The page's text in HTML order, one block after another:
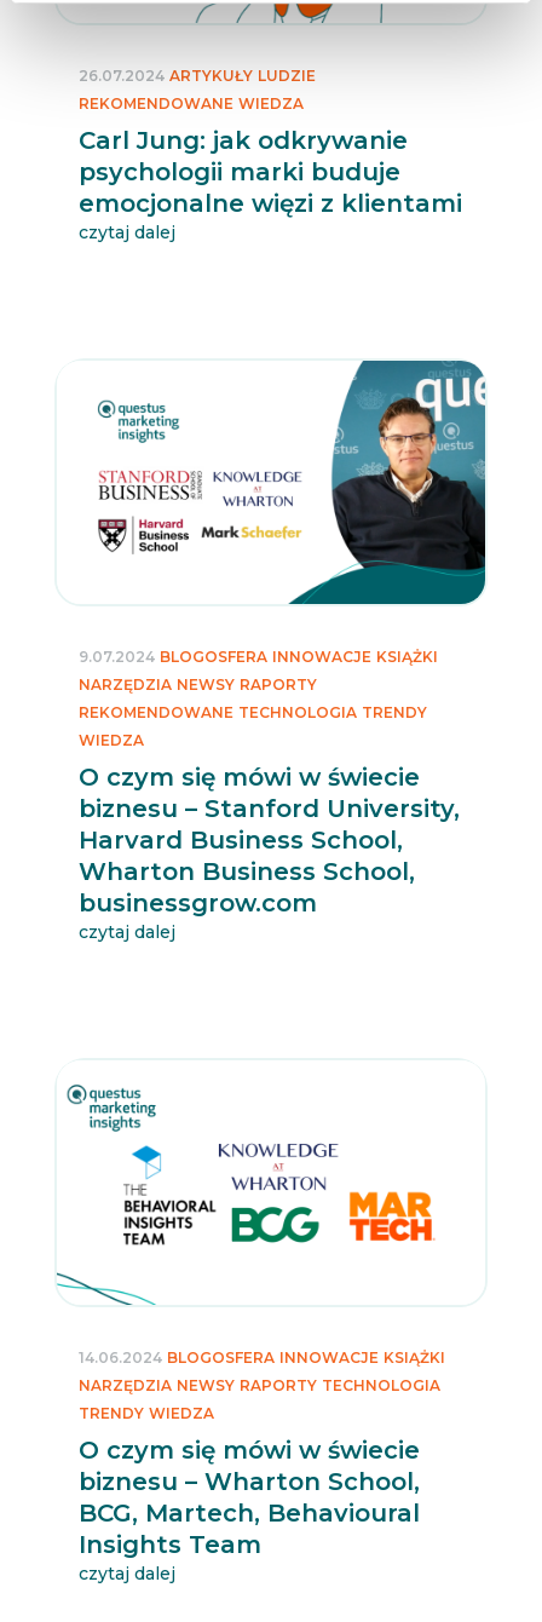
Carl Jung: jak odkrywanie
psychologii marki buduje
emocjonalne więzi z klientami
26.07.2024 ARTYKUŁY LUDZIE
REKOMENDOWANE WIEDZA
czytaj dalej
O czym się mówi w świecie
biznesu – Stanford University,
Harvard Business School,
Wharton Business School,
businessgrow.com
9.07.2024 BLOGOSFERA INNOWACJE KSIĄŻKI
NARZĘDZIA NEWSY RAPORTY
REKOMENDOWANE TECHNOLOGIA TRENDY
WIEDZA
czytaj dalej
O czym się mówi w świecie
biznesu – Wharton School,
BCG, Martech, Behavioural
Insights Team
14.06.2024 BLOGOSFERA INNOWACJE KSIĄŻKI
NARZĘDZIA NEWSY RAPORTY TECHNOLOGIA
TRENDY WIEDZA
czytaj dalej